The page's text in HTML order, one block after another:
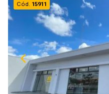
Cód. 15911